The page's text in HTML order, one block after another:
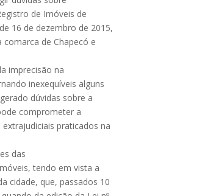
de Imóveis de
16 de dezembro de 2015,
de Chapecó e
imprecisão na
inexequíveis alguns
dúvidas sobre a
comprometer a
praticados na
das
tendo em vista a
cidade, que, passados 10